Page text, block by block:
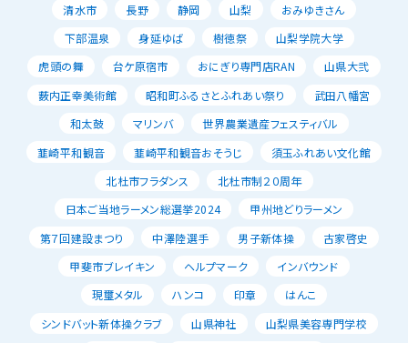
清水市
長野 静岡 山梨
おみゆきさん
下部温泉
身延ゆば 樹徳祭
山梨学院大学
虎頭の舞
台ケ原宿市 おにぎり専門店RAN
山県大弐
薮内正幸美術館
昭和町ふるさとふれあい祭り
武田八幡宮
和太鼓
マリンバ
世界農業遺産フェスティバル
韮崎平和観音
韮崎平和観音おそうじ
須玉ふれあい文化館
北杜市フラダンス
北杜市制２０周年
日本ご当地ラーメン総選挙2024
甲州地どりラーメン
第７回建設まつり
中澤陸選手 男子新体操
古家啓史
甲斐市ブレイキン
ヘルプマーク
インバウンド
現璽メタル
ハンコ 印章
はんこ
シンドバット新体操クラブ
山県神社
山梨県美容専門学校